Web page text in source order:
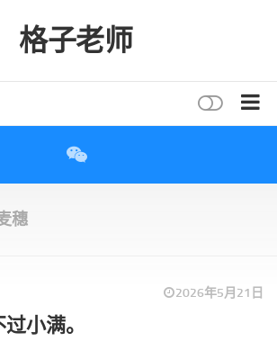
格子老师
穗
2026年5月21日
小满。